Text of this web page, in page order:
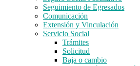
Seguimiento de Egresados
Comunicación
Extensión y Vinculación
Servicio Social
Trámites
Solicitud
Baja o cambio